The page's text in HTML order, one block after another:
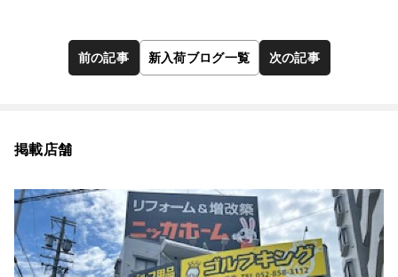
前の記事 新入荷ブログ一覧 次の記事
掲載店舗